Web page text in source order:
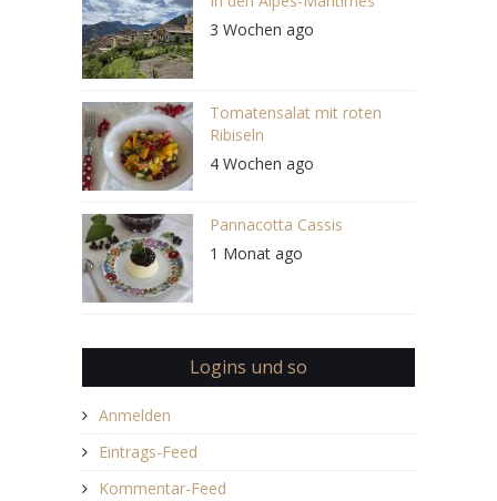
3 Wochen ago
Tomatensalat mit roten
Ribiseln
4 Wochen ago
Pannacotta Cassis
1 Monat ago
Logins und so
Anmelden
Eintrags-Feed
Kommentar-Feed